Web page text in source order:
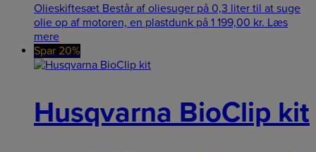
Olieskiftesæt Består af oliesuger på 0,3 liter til at suge
olie op af motoren, en plastdunk på 1 199,00 kr. Læs
mere
Spar 20%
Husqvarna BioClip kit